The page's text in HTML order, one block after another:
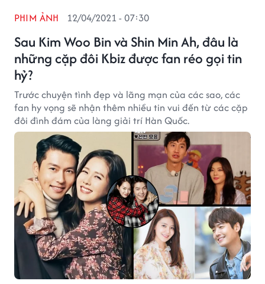
Sau Kim Woo Bin và Shin Min Ah, đâu là
những cặp đôi Kbiz được fan réo gọi tin
hỷ?
PHIM ẢNH 12/04/2021 - 07:30
Trước chuyện tình đẹp và lãng mạn của các sao, các
fan hy vọng sẽ nhận thêm nhiều tin vui đến từ các cặp
đôi đình đám của làng giải trí Hàn Quốc.